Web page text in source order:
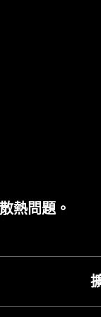
熱問題。